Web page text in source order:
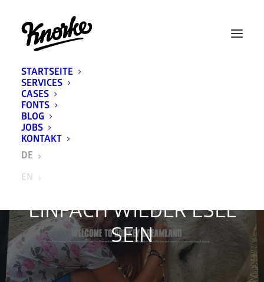
STARTSEITE
SERVICES
CASES
FONTS
BLOG
JOBS
KONTAKT
DE
EN
EINFACH WIEDER ESEL
SEIN